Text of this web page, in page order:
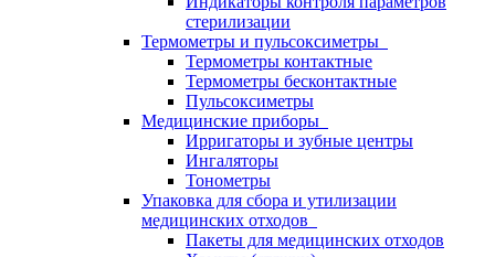
стерилизации
Термометры и пульсоксиметры
Термометры контактные
Термометры бесконтактные
Пульсоксиметры
Медицинские приборы
Ирригаторы и зубные центры
Ингаляторы
Тонометры
Упаковка для сбора и утилизации
медицинских отходов
Пакеты для медицинских отходов